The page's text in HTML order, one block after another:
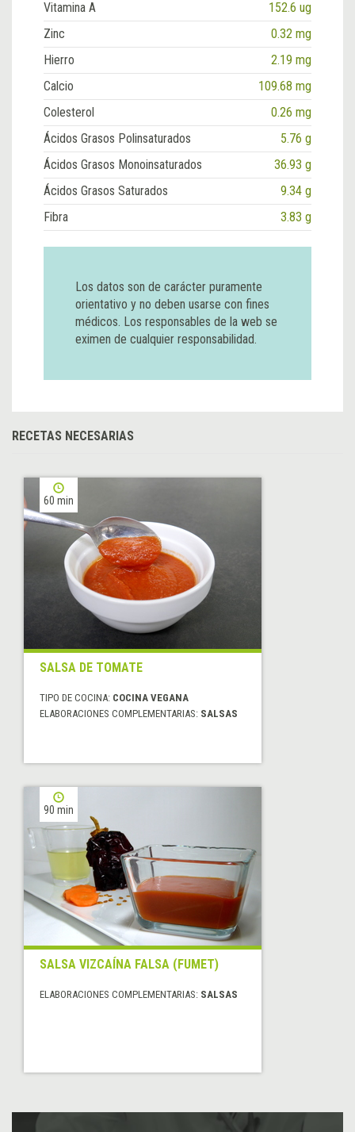
Vitamina A
152.6 ug
Zinc
0.32 mg
Hierro
2.19 mg
Calcio
109.68 mg
Colesterol
0.26 mg
Ácidos Grasos Polinsaturados
5.76 g
Ácidos Grasos Monoinsaturados
36.93 g
Ácidos Grasos Saturados
9.34 g
Fibra
3.83 g
Los datos son de carácter puramente
orientativo y no deben usarse con fines
médicos. Los responsables de la web se
eximen de cualquier responsabilidad.
RECETAS NECESARIAS
60 min
SALSA DE TOMATE
TIPO DE COCINA: COCINA VEGANA
ELABORACIONES COMPLEMENTARIAS: SALSAS
90 min
SALSA VIZCAÍNA FALSA (FUMET)
ELABORACIONES COMPLEMENTARIAS: SALSAS